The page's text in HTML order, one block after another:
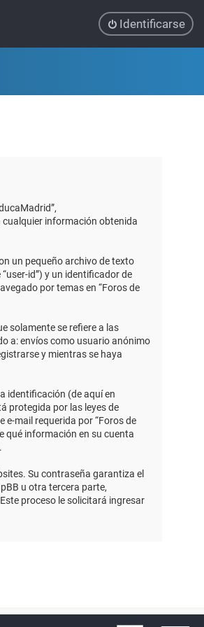
Identificarse
cualquier información obtenida
un pequeño archivo de texto
id”) y un identificador de
por temas en “Foros de
solamente se refiere a las
a: envíos como usuario anónimo
y mientras se haya
identificación (de aquí en
protegida por las leyes de
e-mail requerida por “Foros de
qué información en su cuenta
Su contraseña garantiza el
u otra tercera parte,
proceso le solicitará ingresar